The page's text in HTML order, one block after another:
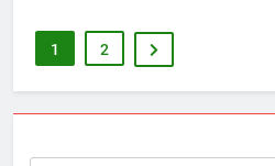
1 2